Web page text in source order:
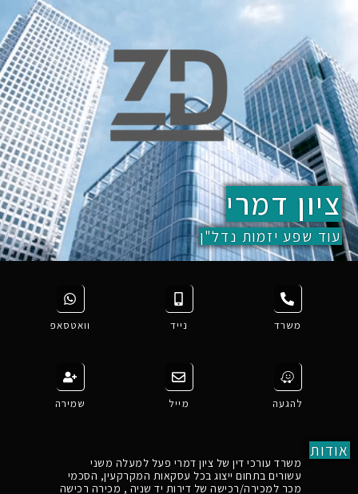
ציון דמרי
עוד שפע יזמות נדל"ן
משרד נייד וואטסאפ
להגעה מייל שמירה
אודות
משרד עורכי דין של ציון דמרי פעל למעלה משני
עשורים בתחום ייצוג בכל עסקאות המקרקעין, הסכמי
מכר למכירה/רכישה של דירות יד שניה , מכירה רכישה